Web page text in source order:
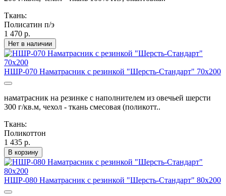
Ткань:
Полисатин п/э
1 470 р.
Нет в наличии
НШР-070 Наматрасник с резинкой "Шерсть-Стандарт" 70х200
наматрасник на резинке с наполнителем из овечьей шерсти
300 г/кв.м, чехол - ткань смесовая (поликотт..
Ткань:
Поликоттон
1 435 р.
В корзину
НШР-080 Наматрасник с резинкой "Шерсть-Стандарт" 80х200